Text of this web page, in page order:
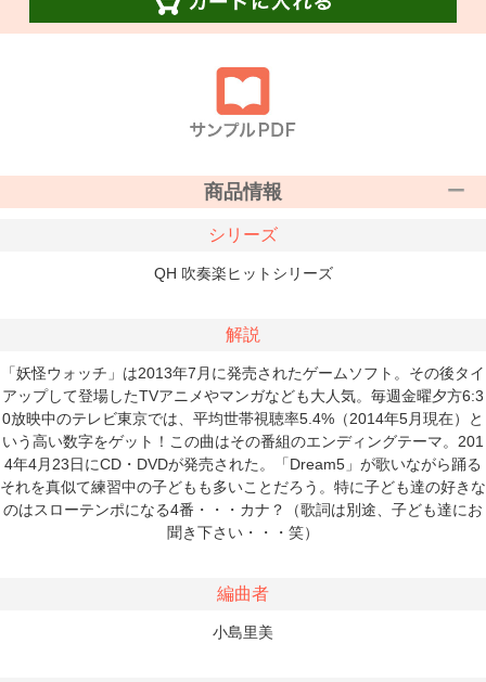
商品情報
シリーズ
QH 吹奏楽ヒットシリーズ
解説
「妖怪ウォッチ」は2013年7月に発売されたゲームソフト。その後タイ
アップして登場したTVアニメやマンガなども大人気。毎週金曜夕方6:3
0放映中のテレビ東京では、平均世帯視聴率5.4%（2014年5月現在）と
いう高い数字をゲット！この曲はその番組のエンディングテーマ。201
4年4月23日にCD・DVDが発売された。「Dream5」が歌いながら踊る
それを真似て練習中の子どもも多いことだろう。特に子ども達の好きな
のはスローテンポになる4番・・・カナ？（歌詞は別途、子ども達にお
聞き下さい・・・笑）
編曲者
小島里美